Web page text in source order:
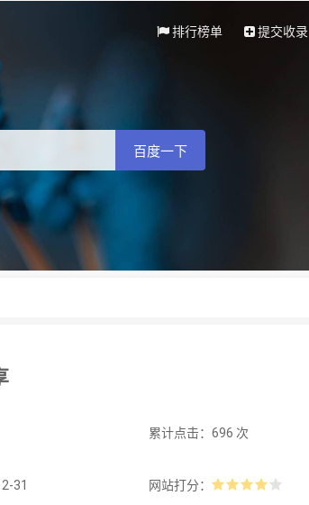
排行榜单 提交收录
百度一下
累计点击：696 次
31 网站打分：